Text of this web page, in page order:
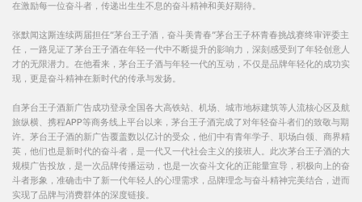
在激励每一位奋斗者，传递出生生不息的奋斗精神和美好期待。
张默闻这厮连续两届担任“茅台王子酒，奋斗美青春”茅台王子杯青春挑战赛终审评委主
任，一路见证了茅台王子酒在年轻一代中不断提升的影响力，深刻感受到了年轻创意人
才的无限潜力。在他看来，茅台王子酒与年轻一代的互动，不仅是品牌年轻化的成功实
现，更是奋斗精神在新时代的传承与发扬。
自茅台王子酒新广告成功登录全国各大高铁站、机场、城市地标建筑等人流核心区及航
旅纵横、携程APP等商务线上平台以来，茅台王子酒完成了对年轻奋斗者们的致敬与期
许。茅台王子酒的新广告覆盖数以亿计的受众，他们中有青年学子、职场白领、商界精
英，他们也是新时代的奋斗者，是一代又一代社会主义的接班人。此次茅台王子酒的大
规模广告投放，是一次品牌传播运动，也是一次奋斗文化的正能量宣导，积极向上的奋
斗者形象，准确击中了新一代年轻人的心理需求，品牌理念与奋斗精神完美结合，进而
实现了品牌与消费群体的深度链接。